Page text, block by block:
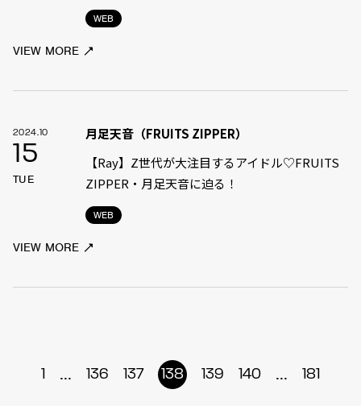
WEB
VIEW MORE
2024.10
15
TUE
WEB
月足天音（FRUITS ZIPPER）
【Ray】Z世代が大注目するアイドル♡FRUITS
ZIPPER・月足天音に迫る！
VIEW MORE
1 ... 136 137 138 139 140 ... 181